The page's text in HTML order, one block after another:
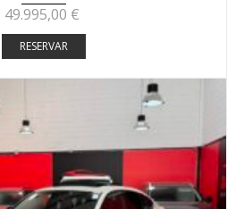
49.995,00 €
RESERVAR